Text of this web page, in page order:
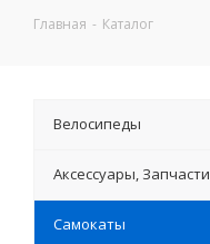
Главная - Каталог
Велосипеды
Аксессуары, Запчасти
Самокаты